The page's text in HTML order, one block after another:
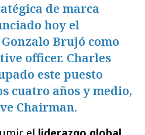
de marca
hoy el
Brujó como
officer. Charles
este puesto
cuatro años y medio,
Chairman.